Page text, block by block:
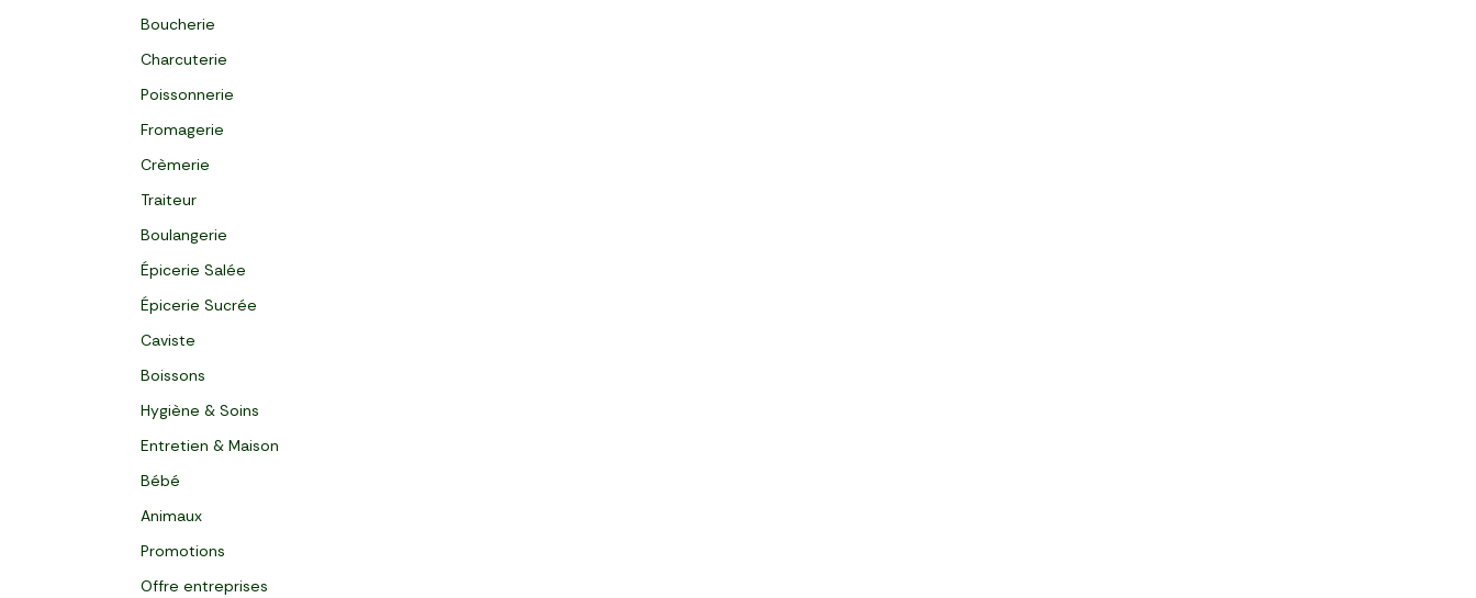
Boucherie
Charcuterie
Poissonnerie
Fromagerie
Crèmerie
Traiteur
Boulangerie
Épicerie Salée
Épicerie Sucrée
Caviste
Boissons
Hygiène & Soins
Entretien & Maison
Bébé
Animaux
Promotions
Offre entreprises